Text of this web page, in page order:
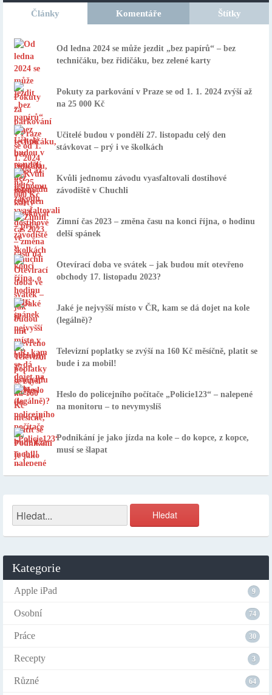
Články Komentáře Štítky
Od ledna 2024 se může jezdit „bez papírů“ – bez
techničáku, bez řidičáku, bez zelené karty
Pokuty za parkování v Praze se od 1. 1. 2024 zvýší až
na 25 000 Kč
Učitelé budou v pondělí 27. listopadu celý den
stávkovat – prý i ve školkách
Kvůli jednomu závodu vyasfaltovali dostihové
závodiště v Chuchli
Zimní čas 2023 – změna času na konci října, o hodinu
delší spánek
Otevírací doba ve svátek – jak budou mít otevřeno
obchody 17. listopadu 2023?
Jaké je nejvyšší místo v ČR, kam se dá dojet na kole
(legálně)?
Televizní poplatky se zvýší na 160 Kč měsíčně, platit se
bude i za mobil!
Heslo do policejního počítače „Policie123“ – nalepené
na monitoru – to nevymyslíš
Podnikání je jako jízda na kole – do kopce, z kopce,
musí se šlapat
Kategorie
Apple iPad 9
Osobní 74
Práce 30
Recepty 3
Různé 64